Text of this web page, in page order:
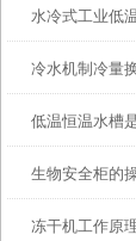
水冷式工业低
冷水机制冷量
低温恒温水槽
生物安全柜的
冻干机工作原